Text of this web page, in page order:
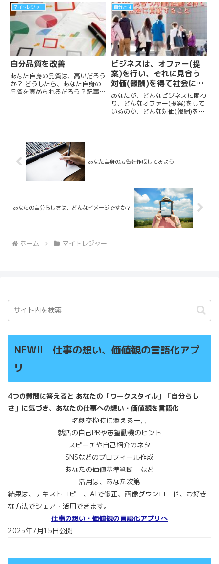
られている。あなたは、自然と誰
かをサポートしているかもしれな
い。
使い方はどんな使い方ですか？
あなたは、お金によって何を得た
いのでしょうか？「あなたに合う
富や豊かさのカケラ」が見つけて
いったら、あなたの人生は、未来
はどうなるでしょうか？
マイトレジャー
自分品質を改善
あなた自身の品質は、高いだろう
か？ どうしたら、あなた自身の
品質を高められるだろう？記事を
自分とは
ビジネスは、オファー(提
案)を行い、それに見合う
対価(報酬)を得て社会に貢
献すること
あなたが、どんなビジネスに関わ
り、どんなオファー(提案)をして
いるのか、どんな対価(報酬)を得
謝が溢れる最幸の未来につながっ
ている
あなた自身の広告を作成してみよう
あなたの自分らしさは、どんなイメージですか？
ホーム マイトレジャー
NEW!! 仕事の想い、価値観の言語化アプ
リ
4つの質問に答えると あなたの「ワークスタイル」「自分らし
さ」に気づき、あなたの仕事への想い・価値観を言語化
名刺交換時に添える一言
就活の自己PRや志望動機のヒント
スピーチや自己紹介のネタ
SNSなどのプロフィール作成
あなたの価値基準判断 など
活用は、あなた次第
結果は、テキストコピー、AIで修正、画像ダウンロード、お好き
な方法でシェア・活用できます。
仕事の想い・価値観の言語化アプリへ
2025年7月15日公開